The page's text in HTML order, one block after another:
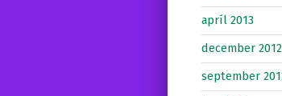
apríl 2013
december 2012
september